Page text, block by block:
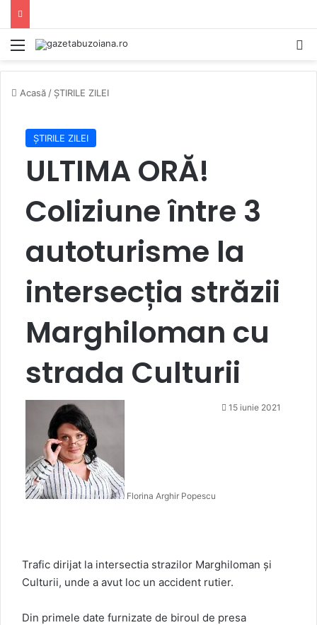
Mediu
Acasă / ȘTIRILE ZILEI
ȘTIRILE ZILEI
ULTIMA ORĂ!
Coliziune între 3
autoturisme la
intersecția străzii
Marghiloman cu
strada Culturii
Florina Arghir Popescu
15 iunie 2021
Trafic dirijat la intersectia strazilor Marghiloman și
Culturii, unde a avut loc un accident rutier.
Din primele date furnizate de biroul de presa